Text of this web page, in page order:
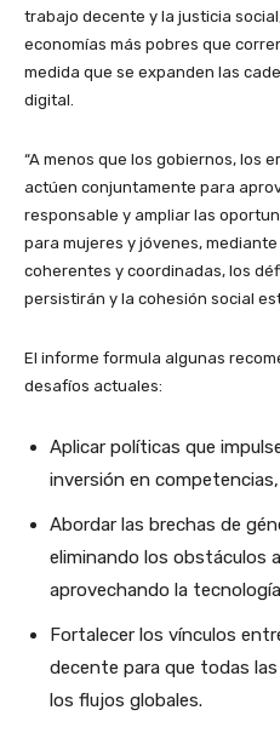
trabajo decente y la justicia
economías más pobres que
medida que se expanden las
digital.
“A menos que los gobiernos, los
actúen conjuntamente para
responsable y ampliar las
para mujeres y jóvenes,
coherentes y coordinadas, los
persistirán y la cohesión social
El informe formula algunas
desafíos actuales:
Aplicar políticas que
inversión en
Abordar las brechas de
eliminando los obstáculos
aprovechando la
Fortalecer los vínculos
decente para que todas
los flujos globales.